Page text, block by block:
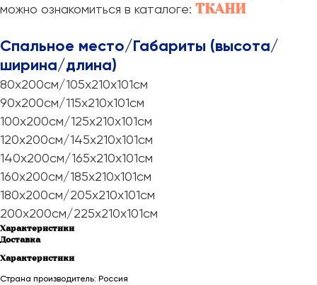
можно ознакомиться в каталоге: ТКАНИ
Спальное место/Габариты (высота/
ширина/длина)
80х200см/105х210х101см
90х200см/115х210х101см
100х200см/125х210х101см
120х200см/145х210х101см
140х200см/165х210х101см
160х200см/185х210х101см
180х200см/205х210х101см
200х200см/225х210х101см
Характеристики
Доставка
Характеристики
Страна производитель: Россия